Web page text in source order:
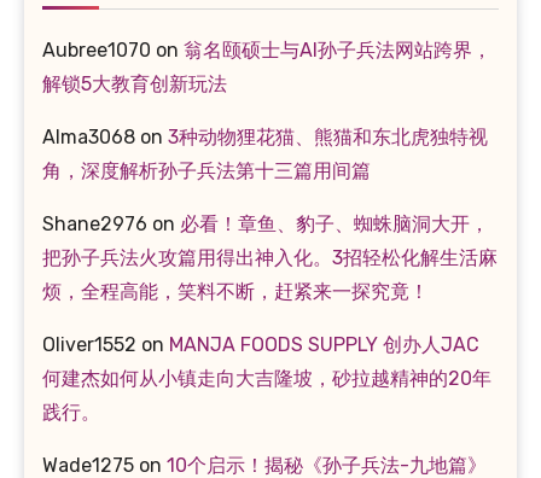
Aubree1070 on 翁名颐硕士与AI孙子兵法网站跨界，
解锁5大教育创新玩法
Alma3068 on 3种动物狸花猫、熊猫和东北虎独特视
角，深度解析孙子兵法第十三篇用间篇
Shane2976 on 必看！章鱼、豹子、蜘蛛脑洞大开，
把孙子兵法火攻篇用得出神入化。3招轻松化解生活麻
烦，全程高能，笑料不断，赶紧来一探究竟！
Oliver1552 on MANJA FOODS SUPPLY 创办人JAC
何建杰如何从小镇走向大吉隆坡，砂拉越精神的20年
践行。
Wade1275 on 10个启示！揭秘《孙子兵法-九地篇》